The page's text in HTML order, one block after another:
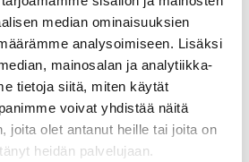
median ominaisuuksien
analysoimiseen. Lisäksi
mainosalan ja analytiikka-
tietoja siitä, miten käytät
voivat yhdistää näitä
joita olet antanut heille tai joita on
heidän palvelujaan.
tillbaka till dig så snart vi kan.